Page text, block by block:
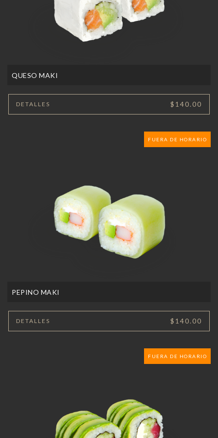
QUESO MAKI
DETALLES $140.00
FUERA DE HORARIO
PEPINO MAKI
DETALLES $140.00
FUERA DE HORARIO